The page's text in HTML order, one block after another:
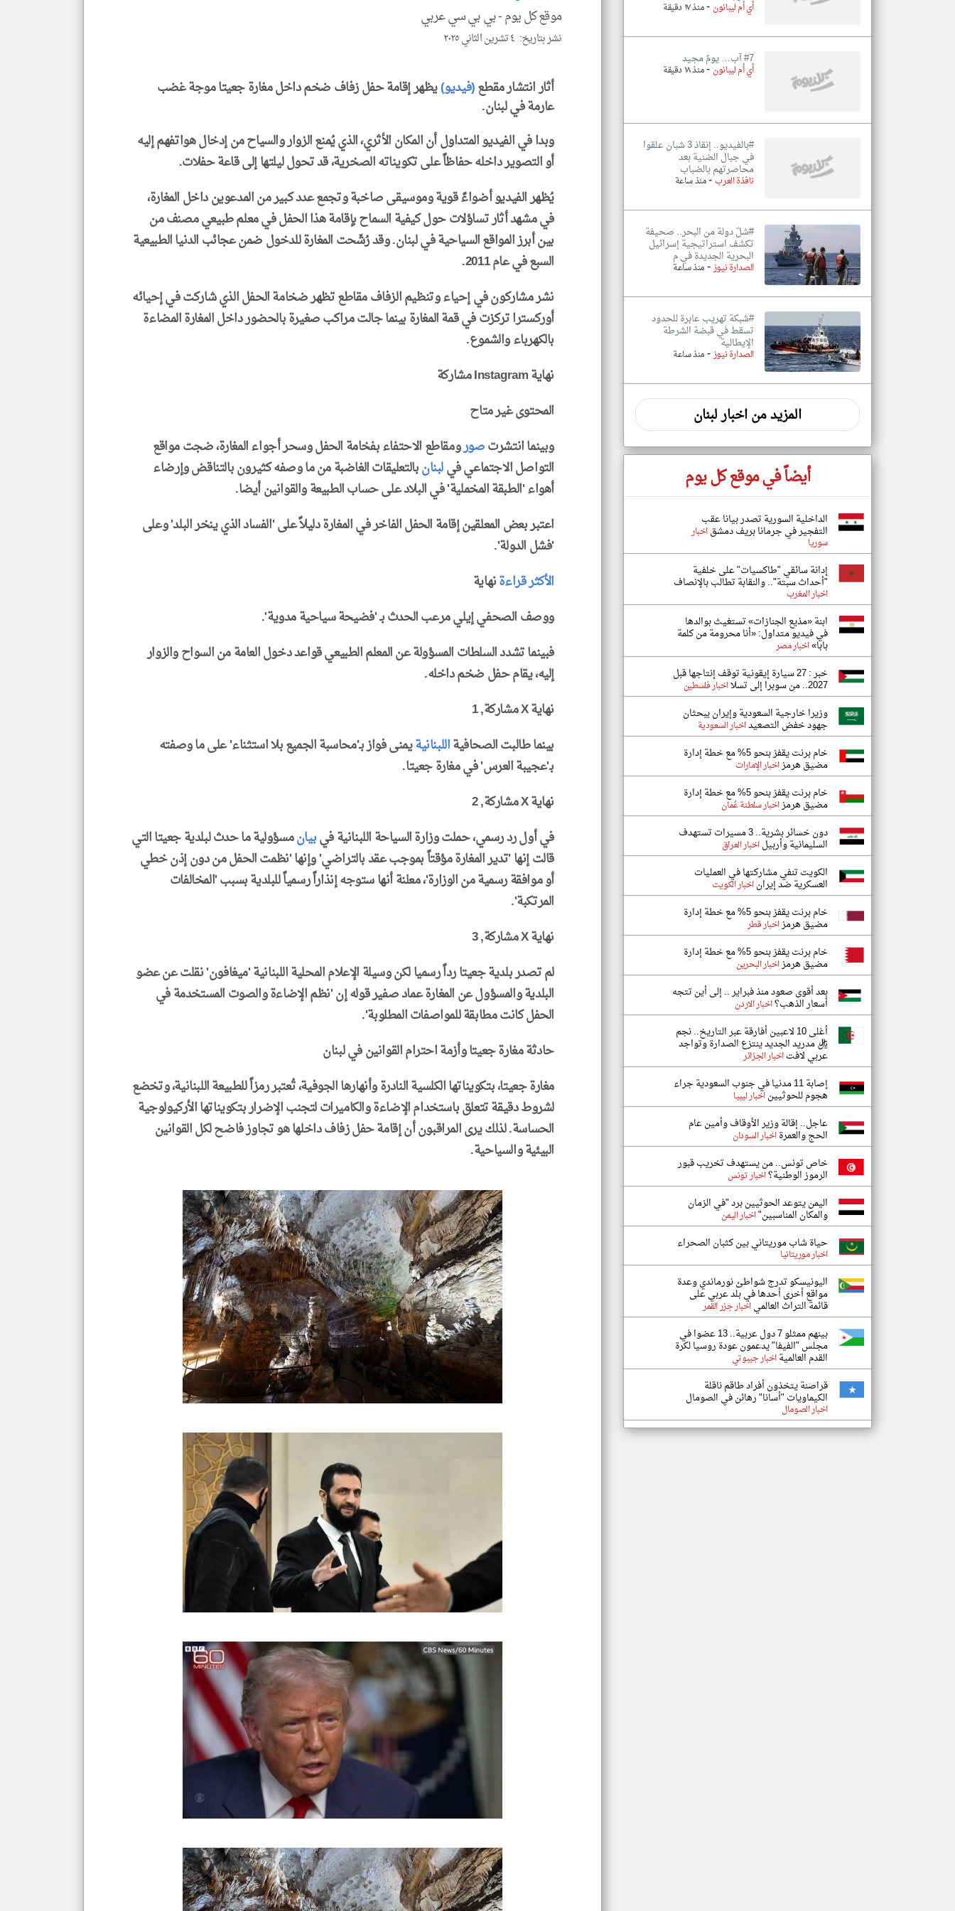
موقع كل يوم -بي بي سي عربي
نشر بتاريخ: ٤ تشرين الثاني ٢٠٢٥
أثار انتشار مقطع(فيديو)يظهر إقامة حفل زفاف ضخم داخل مغارة جعيتا موجة غضب
عارمة في لبنان.
وبدا في الفيديو المتداول أن المكان الأثري، الذي يُمنع الزوار والسياح من إدخال هواتفهم إليه
أو التصوير داخله حفاظاً على تكويناته الصخرية، قد تحول ليلتها إلى قاعة حفلات.
يُظهر الفيديو أضواءً قوية وموسيقى صاخبة وتجمع عدد كبير من المدعوين داخل المغارة،
في مشهد أثار تساؤلات حول كيفية السماح بإقامة هذا الحفل في معلم طبيعي مصنف من
بين أبرز المواقع السياحية في لبنان. وقد رُشّحت المغارة للدخول ضمن عجائب الدنيا الطبيعية
السبع في عام 2011.
نشر مشاركون في إحياء وتنظيم الزفاف مقاطع تظهر ضخامة الحفل الذي شاركت في إحيائه
أوركسترا تركزت في قمة المغارة بينما جالت مراكب صغيرة بالحضور داخل المغارة المضاءة
بالكهرباء والشموع.
نهاية Instagram مشاركة
المحتوى غير متاح
وبينما انتشرتصورومقاطع الاحتفاء بفخامة الحفل وسحر أجواء المغارة، ضجت مواقع
التواصل الاجتماعي فيلبنانبالتعليقات الغاضبة من ما وصفه كثيرون بالتناقض وإرضاء
أهواء 'الطبقة المخملية' في البلاد على حساب الطبيعة والقوانين أيضا.
اعتبر بعض المعلقين إقامة الحفل الفاخر في المغارة دليلاً على 'الفساد الذي ينخر البلد' وعلى
'فشل الدولة'.
الأكثر قراءةنهاية
ووصف الصحفي إيلي مرعب الحدث بـ 'فضيحة سياحية مدوية'.
فبينما تشدد السلطات المسؤولة عن المعلم الطبيعي قواعد دخول العامة من السواح والزوار
إليه، يقام حفل ضخم داخله.
نهاية X مشاركة, 1
بينما طالبت الصحافيةاللبنانيةيمنى فواز بـ'محاسبة الجميع بلا استثناء' على ما وصفته
بـ'عجيبة العرس' في مغارة جعيتا.
نهاية X مشاركة, 2
في أول رد رسمي، حملت وزارة السياحة اللبنانية فيبيانمسؤولية ما حدث لبلدية جعيتا التي
قالت إنها 'تدير المغارة مؤقتاً بموجب عقد بالتراضي' وإنها 'نظمت الحفل من دون إذن خطي
أو موافقة رسمية من الوزارة'، معلنة أنها ستوجه إنذاراً رسمياً للبلدية بسبب 'المخالفات
المرتكبة'.
نهاية X مشاركة, 3
لم تصدر بلدية جعيتا رداً رسميا لكن وسيلة الإعلام المحلية اللبنانية 'ميغافون' نقلت عن عضو
البلدية والمسؤول عن المغارة عماد صفير قوله إن 'نظم الإضاءة والصوت المستخدمة في
الحفل كانت مطابقة للمواصفات المطلوبة'.
حادثة مغارة جعيتا وأزمة احترام القوانين في لبنان
مغارة جعيتا، بتكويناتها الكلسية النادرة وأنهارها الجوفية، تُعتبر رمزاً للطبيعة اللبنانية، وتخضع
لشروط دقيقة تتعلق باستخدام الإضاءة والكاميرات لتجنب الإضرار بتكويناتها الأركيولوجية
الحساسة. لذلك يرى المراقبون أن إقامة حفل زفاف داخلها هو تجاوز فاضح لكل القوانين
البيئية والسياحية.
أي أم ليبانون -منذ ١٧ دقيقة
#7 آب… يومٌ مجيد
أي أم ليبانون-منذ ١٨ دقيقة
#بالفيديو.. إنقاذ 3 شبان علقوا
في جبال الضنية بعد
محاصرتهم بالضباب
نافذة العرب-منذ ساعة
#شلّ دولة من البحر.. صحيفة
تكشف استراتيجية إسرائيل
البحرية الجديدة في م
الصدارة نيوز-منذ ساعة
#شبكة تهريب عابرة للحدود
تسقط في قبضة الشرطة
الإيطالية
الصدارة نيوز-منذ ساعة
المزيد من اخبار لبنان
أيضاً في موقع كل يوم
الداخلية السورية تصدر بيانا عقب
التفجير في جرمانا بريف دمشقاخبار
سوريا
إدانة سائقي "طاكسيات" على خلفية
"أحداث سبتة".. والنقابة تطالب بالإنصاف
اخبار المغرب
ابنة «مذيع الجنازات» تستغيث بوالدها
في فيديو متداول: «أنا محرومة من كلمة
بابا»اخبار مصر
خبر : 27 سيارة إيقونية توقف إنتاجها قبل
2027.. من سوبرا إلى تسلا اخبار فلسطين
وزيرا خارجية السعودية وإيران يبحثان
جهود خفض التصعيداخبار السعودية
خام برنت يقفز بنحو 5% مع خطة إدارة
مضيق هرمزاخبار الإمارات
خام برنت يقفز بنحو 5% مع خطة إدارة
مضيق هرمزاخبار سلطنة عُمان
دون خسائر بشرية.. 3 مسيرات تستهدف
السليمانية وأربيلاخبار العراق
الكويت تنفي مشاركتها في العمليات
العسكرية ضد إيراناخبار الكويت
خام برنت يقفز بنحو 5% مع خطة إدارة
مضيق هرمزاخبار قطر
خام برنت يقفز بنحو 5% مع خطة إدارة
مضيق هرمزاخبار البحرين
بعد أقوى صعود منذ فبراير .. إلى أين تتجه
أسعار الذهب؟اخبار الاردن
أغلى 10 لاعبين أفارقة عبر التاريخ.. نجم
ريال مدريد الجديد ينتزع الصدارة وتواجد
عربي لافتاخبار الجزائر
إصابة 11 مدنيا في جنوب السعودية جراء
هجوم للحوثييناخبار ليبيا
عاجل.. إقالة وزير الأوقاف وأمين عام
الحج والعمرةاخبار السودان
خاص تونس.. من يستهدف تخريب قبور
الرموز الوطنية؟اخبار تونس
اليمن يتوعد الحوثيين برد "في الزمان
والمكان المناسبين"اخبار اليمن
حياة شاب موريتاني بين كثبان الصحراء
اخبار موريتانيا
اليونيسكو تدرج شواطئ نورماندي وعدة
مواقع أخرى أحدها في بلد عربي على
قائمة التراث العالمياخبار جزر القمر
بينهم ممثلو 7 دول عربية.. 13 عضوا في
مجلس "الفيفا" يدعمون عودة روسيا لكرة
القدم العالميةاخبار جيبوتي
قراصنة يتخذون أفراد طاقم ناقلة
الكيماويات "أسانا" رهائن في الصومال
اخبار الصومال